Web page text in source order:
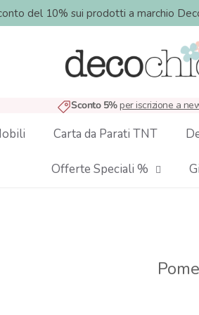
del 10% sui prodotti a marchio
Sconto 5%per iscrizione a
Carta da Parati TNT
Offerte Speciali %